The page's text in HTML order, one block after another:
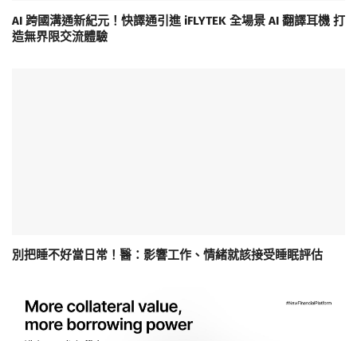
AI 跨國溝通新紀元！快譯通引進 iFLYTEK 全場景 AI 翻譯耳機 打
造無界限交流體驗
別把睡不好當日常！醫：影響工作、情緒就該接受睡眠評估